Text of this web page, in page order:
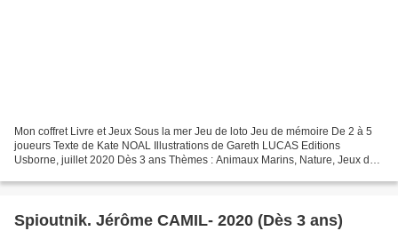
Mon coffret Livre et Jeux Sous la mer Jeu de loto Jeu de mémoire De 2 à 5
joueurs Texte de Kate NOAL Illustrations de Gareth LUCAS Editions
Usborne, juillet 2020 Dès 3 ans Thèmes : Animaux Marins, Nature, Jeux de
Spioutnik. Jérôme CAMIL- 2020 (Dès 3 ans)